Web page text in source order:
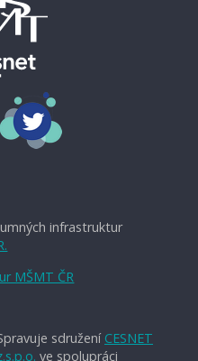
infrastruktur
MŠMT ČR
sdružení CESNET
ve spolupráci